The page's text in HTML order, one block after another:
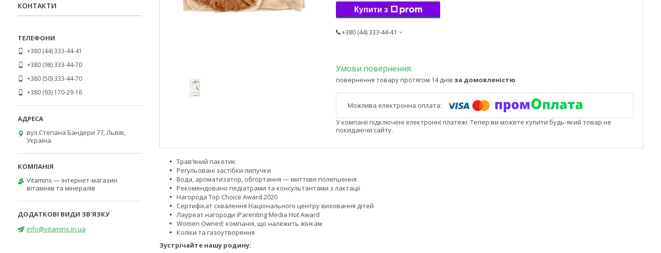
Купити з
+380 (44) 333-44-41
повернення товару протягом 14 днів за домовленістю
У компанії підключені електронні платежі. Тепер ви можете купити будь-який товар не
покидаючи сайту.
Трав’яний пакетик
Регульовані застібки-липучки
Вода, ароматизатор, обгортання — миттєве полегшення
Рекомендовано педіатрами та консультантами з лактації
Нагорода Top Choice Award 2020
Сертифікат схвалення Національного центру виховання дітей
Лауреат нагороди iParenting Media Hot Award
Women Owned: компанія, що належить жінкам
Коліки та газоутворення
Зустрічайте нашу родину:
КОНТАКТИ
+380 (44) 333-44-41
+380 (98) 333-44-70
+380 (50) 333-44-70
+380 (93) 170-29-16
вул.Степана Бандери 77, Львів,
Україна
Vitamins — інтернет-магазин
вітамінів та мінералів
info@vitamins.in.ua